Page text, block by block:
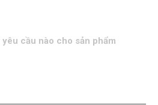
yêu cầu nào cho sản phẩm